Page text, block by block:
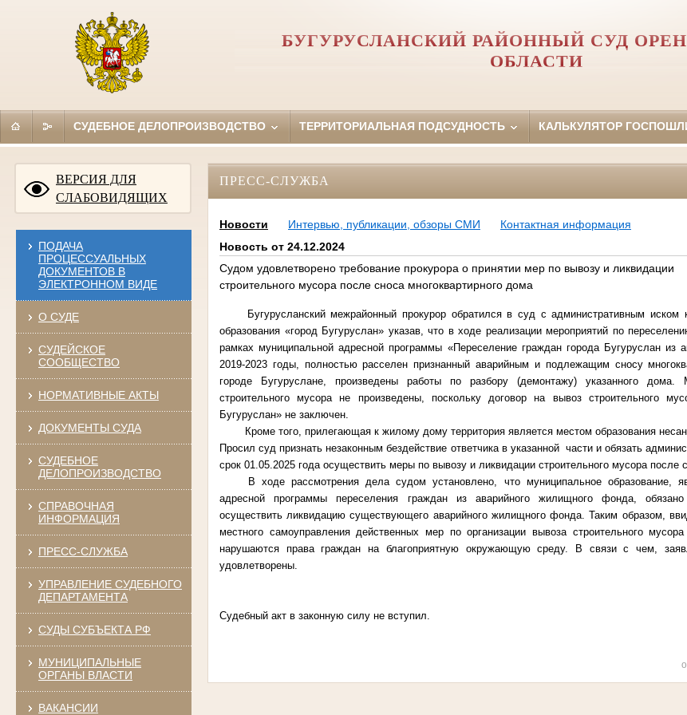
БУГУРУСЛАНСКИЙ РАЙОННЫЙ СУД
ОБЛАСТИ
СУДЕБНОЕ ДЕЛОПРОИЗВОДСТВО ТЕРРИТОРИАЛЬНАЯ ПОДСУДНОСТЬ КАЛЬКУЛЯТОР
ВЕРСИЯ ДЛЯ
СЛАБОВИДЯЩИХ
ПОДАЧА
ПРОЦЕССУАЛЬНЫХ
ДОКУМЕНТОВ В
ЭЛЕКТРОННОМ ВИДЕ
О СУДЕ
СУДЕЙСКОЕ
СООБЩЕСТВО
НОРМАТИВНЫЕ АКТЫ
ДОКУМЕНТЫ СУДА
СУДЕБНОЕ
ДЕЛОПРОИЗВОДСТВО
СПРАВОЧНАЯ
ИНФОРМАЦИЯ
ПРЕСС-СЛУЖБА
УПРАВЛЕНИЕ СУДЕБНОГО
ДЕПАРТАМЕНТА
СУДЫ СУБЪЕКТА РФ
МУНИЦИПАЛЬНЫЕ
ОРГАНЫ ВЛАСТИ
ВАКАНСИИ
ПРЕСС-СЛУЖБА
Новости Интервью, публикации, обзоры СМИ
Контактная информация
Новость от 24.12.2024
Судом удовлетворено требование прокурора о принятии мер по вывозу и ликвидации
строительного мусора после сноса многоквартирного дома
Бугурусланский межрайонный прокурор обратился в суд с административным иском
образования «город Бугуруслан» указав, что в ходе реализации мероприятий по
рамках муниципальной адресной программы «Переселение граждан города Бугуруслан из
2019-2023 годы, полностью расселен признанный аварийным и подлежащим сносу
городе Бугуруслане, произведены работы по разбору (демонтажу) указанного
строительного мусора не произведены, поскольку договор на вывоз строительного
Бугуруслан» не заключен.
Кроме того, прилегающая к жилому дому территория является местом образования
Просил суд признать незаконным бездействие ответчика в указанной части и обязать
срок 01.05.2025 года осуществить меры по вывозу и ликвидации строительного мусора после
В ходе рассмотрения дела судом установлено, что муниципальное образование,
адресной программы переселения граждан из аварийного жилищного фонда,
осуществить ликвидацию существующего аварийного жилищного фонда. Таким образом,
местного самоуправления действенных мер по организации вывоза строительного
нарушаются права граждан на благоприятную окружающую среду. В связи с чем,
удовлетворены.
Судебный акт в законную силу не вступил.